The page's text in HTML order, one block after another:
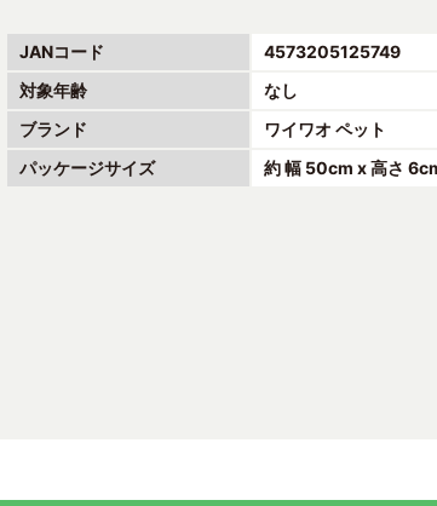
JANコード
4573205125749
対象年齢
なし
ブランド
ワイワオ ペット
パッケージサイズ
約 幅 50cm x 高さ